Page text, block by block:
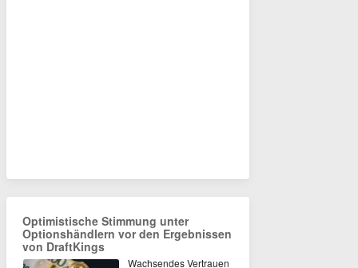
Optimistische Stimmung unter
Optionshändlern vor den Ergebnissen
von DraftKings
Wachsendes Vertrauen